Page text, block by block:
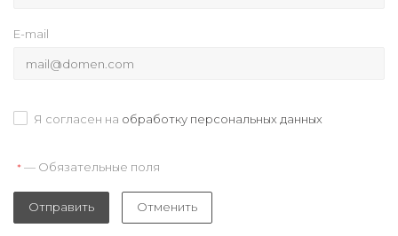
E-mail
Я согласен на обработку персональных данных
* — Обязательные поля
Отправить Отменить